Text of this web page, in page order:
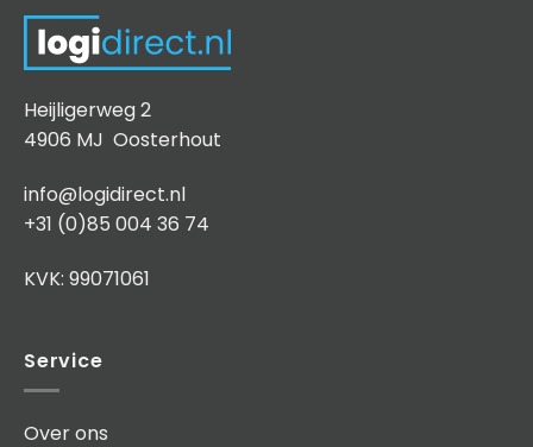
Heijligerweg 2
4906 MJ Oosterhout
info@logidirect.nl
+31 (0)85 004 36 74
KVK: 99071061
Service
Over ons